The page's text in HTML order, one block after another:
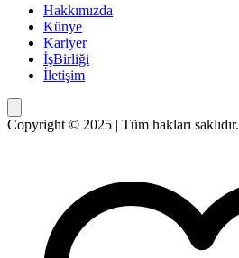
Hakkımızda
Künye
Kariyer
İşBirliği
İletişim
Copyright © 2025 | Tüm hakları saklıdır.